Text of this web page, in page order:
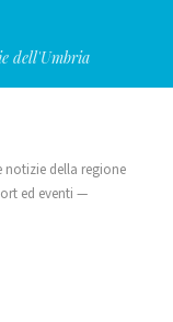
dell'Umbria
notizie della regione
ed eventi —